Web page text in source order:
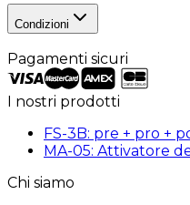
Condizioni
Pagamenti sicuri
I nostri prodotti
FS-3B: pre + pro +
MA-05: Attivatore
Chi siamo